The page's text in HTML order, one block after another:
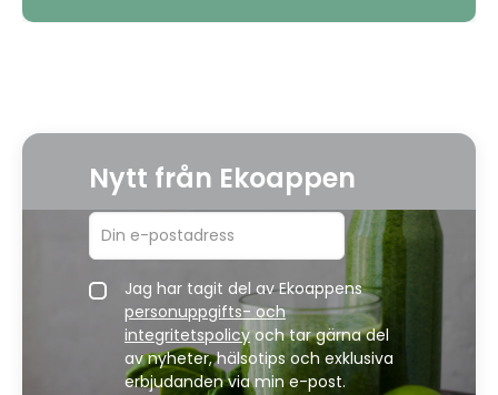
Nytt från Ekoappen
Jag har tagit del av Ekoappens
personuppgifts- och
integritetspolicyoch tar gärna del
av nyheter, hälsotips och exklusiva
erbjudanden via min e-post.